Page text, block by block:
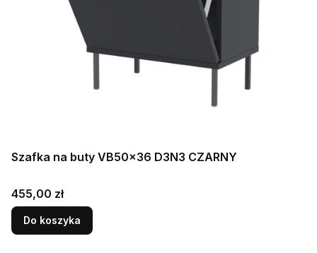
Szafka na buty VB50x36 D3N3 CZARNY
Cena
455,00 zł
Do koszyka